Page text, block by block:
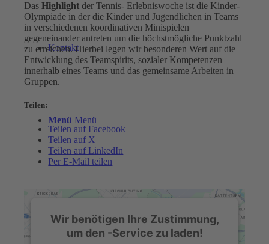
Kontakt
Menü Menü
DasHighlight der Tennis- Erlebniswoche ist die Kinder-
Olympiade in der die Kinder und Jugendlichen in Teams
in verschiedenen koordinativen Minispielen
gegeneinander antreten um die höchstmögliche Punktzahl
zu erreichen. Hierbei legen wir besonderen Wert auf die
Entwicklung des Teamspirits, sozialer Kompetenzen
innerhalb eines Teams und das gemeinsame Arbeiten in
Gruppen.
Teilen:
Teilen auf Facebook
Teilen auf X
Teilen auf LinkedIn
Per E-Mail teilen
Wir benötigen Ihre Zustimmung,
um den -Service zu laden!